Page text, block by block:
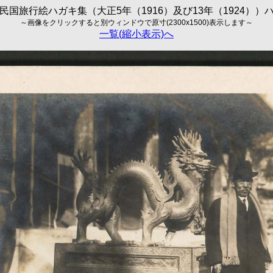
国旅行絵ハガキ集（大正5年（1916）及び13年（1924））
～画像をクリックすると別ウィンドウで原寸(2300x1500)表示します～
一覧(縮小表示)へ